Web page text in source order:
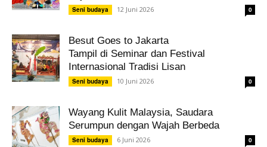
Seni budaya 12 Juni 2026 0
Besut Goes to Jakarta
Tampil di Seminar dan Festival
Internasional Tradisi Lisan
Seni budaya 10 Juni 2026 0
Wayang Kulit Malaysia, Saudara
Serumpun dengan Wajah Berbeda
Seni budaya 6 Juni 2026 0